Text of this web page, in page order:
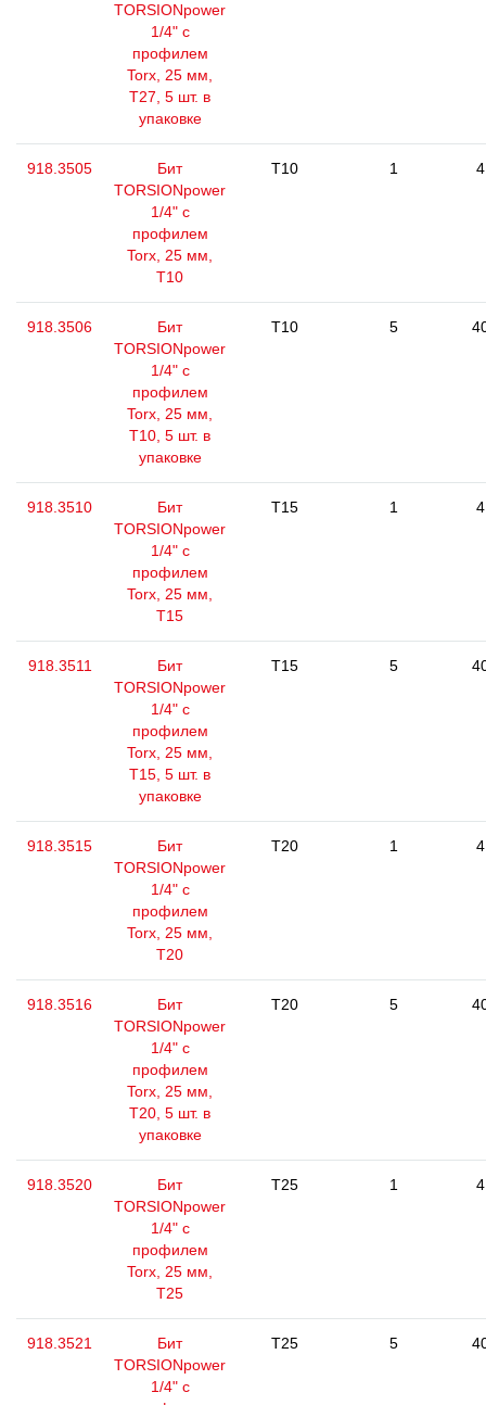
TORSIONpower
1/4" с
профилем
Torx, 25 мм,
Т27, 5 шт. в
упаковке
918.3505
Бит
TORSIONpower
1/4" с
профилем
Torx, 25 мм,
Т10
T10 1 4
918.3506
Бит
TORSIONpower
1/4" с
профилем
Torx, 25 мм,
Т10, 5 шт. в
упаковке
T10 5
918.3510
Бит
TORSIONpower
1/4" с
профилем
Torx, 25 мм,
Т15
T15 1 4
918.3511
Бит
TORSIONpower
1/4" с
профилем
Torx, 25 мм,
Т15, 5 шт. в
упаковке
T15 5
918.3515
Бит
TORSIONpower
1/4" с
профилем
Torx, 25 мм,
Т20
T20 1 4
918.3516
Бит
TORSIONpower
1/4" с
профилем
Torx, 25 мм,
Т20, 5 шт. в
упаковке
T20 5
918.3520
Бит
TORSIONpower
1/4" с
профилем
Torx, 25 мм,
Т25
T25 1 4
918.3521
Бит
TORSIONpower
1/4" с
T25 5